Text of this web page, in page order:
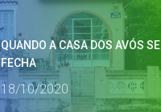
QUANDO A CASA DOS AVÓS SE
FECHA
18/10/2020